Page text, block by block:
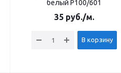
белый Р100/601
35руб./м.
В корзину